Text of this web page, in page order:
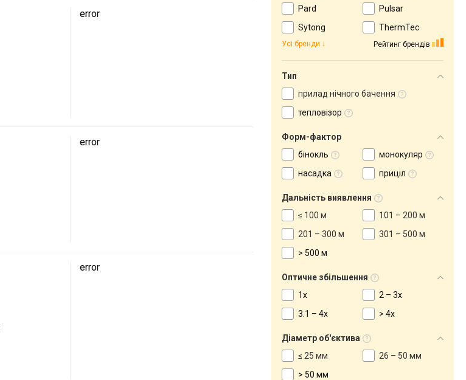
error
error
error
Pard
Pulsar
Sytong
ThermTec
Рейтинг брендів
Усі бренди
Тип
прилад нічного бачення
тепловізор
Форм-фактор
бінокль
монокуляр
насадка
приціл
Дальність виявлення
≤ 100 м
101 – 200 м
201 – 300 м
301 – 500 м
> 500 м
Оптичне збільшення
1х
2 – 3х
3.1 – 4х
> 4x
Діаметр об'єктива
≤ 25 мм
26 – 50 мм
> 50 мм